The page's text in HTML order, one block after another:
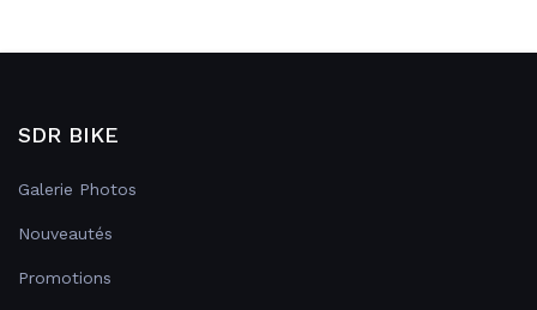
SDR BIKE
Galerie Photos
Nouveautés
Promotions